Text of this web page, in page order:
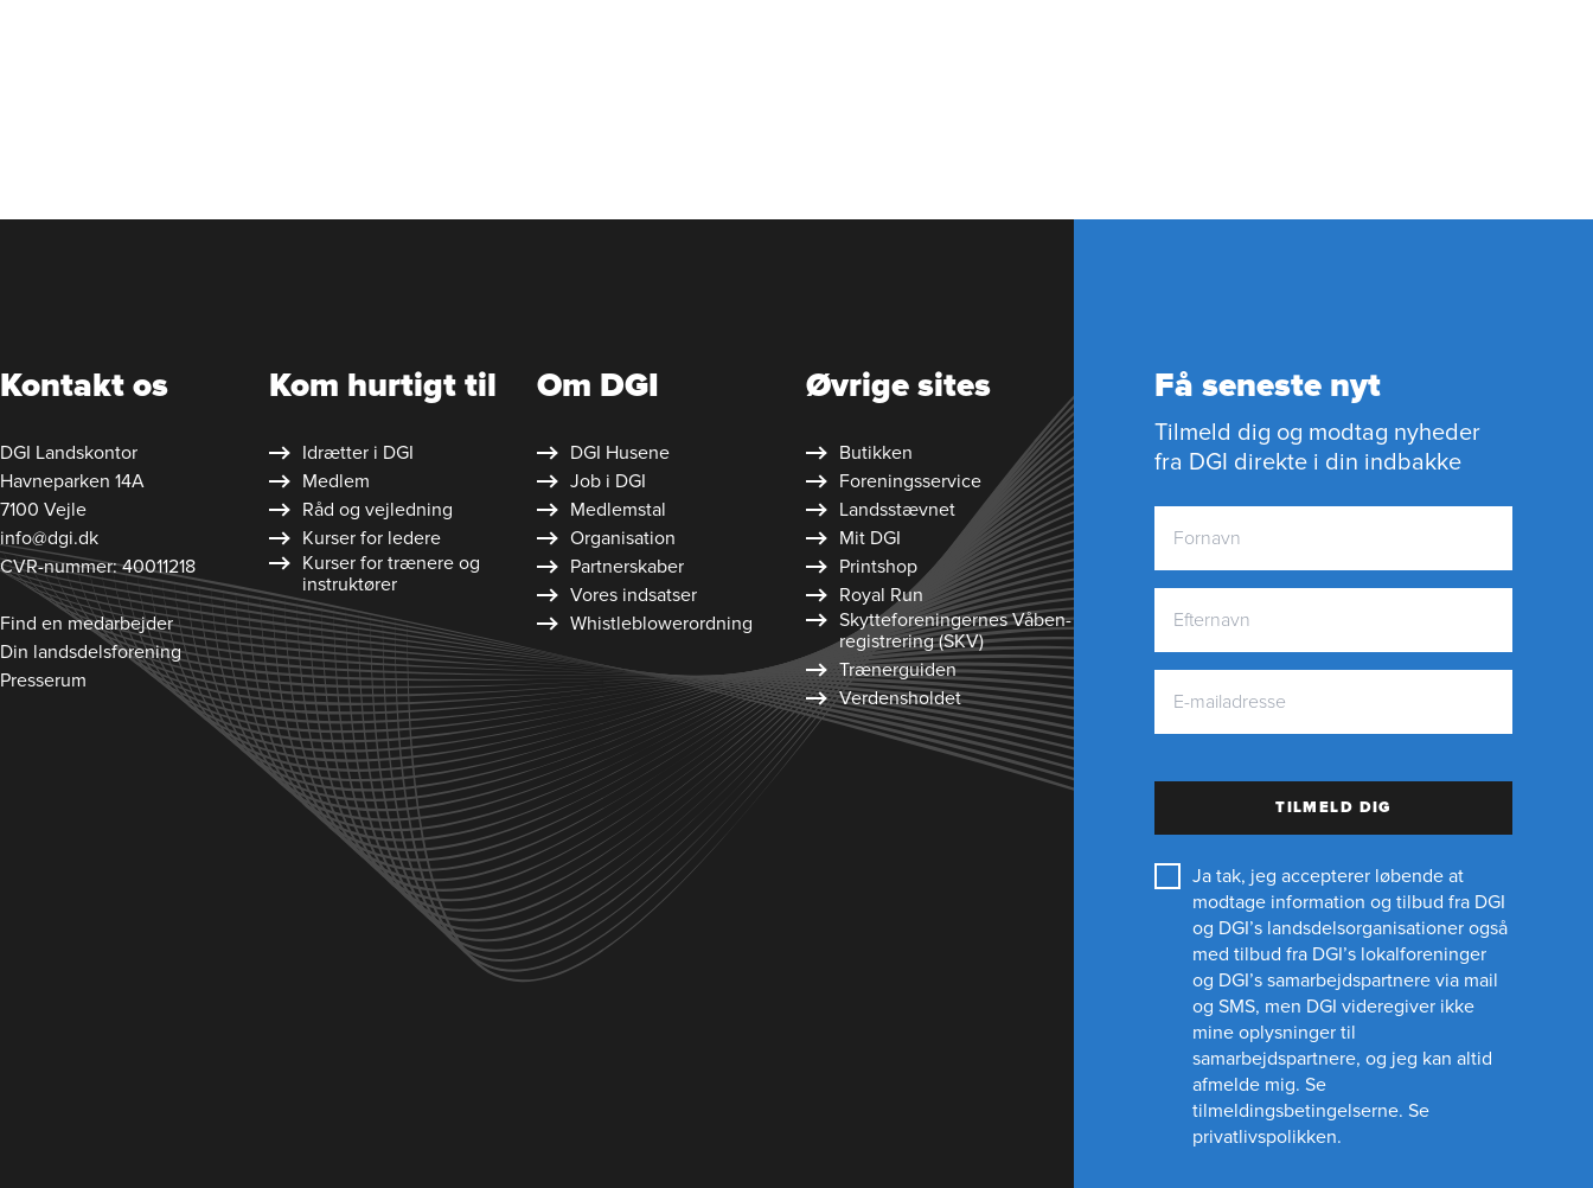
Kontakt os
DGI Landskontor
Havneparken 14A
7100 Vejle
info@dgi.dk
CVR-nummer: 40011218
Find en medarbejder
Din landsdelsforening
Presserum
Kom hurtigt til
Idrætter i DGI
Medlem
Råd og vejledning
Kurser for ledere
Kurser for trænere og
instruktører
Om DGI
DGI Husene
Job i DGI
Medlemstal
Organisation
Partnerskaber
Vores indsatser
Whistleblower­ordning
Øvrige sites
Butikken
Foreningsservice
Landsstævnet
Mit DGI
Printshop
Royal Run
Skytte­foreningernes Våben­
registrering (SKV)
Trænerguiden
Verdensholdet
Få seneste nyt
Tilmeld dig og modtag nyheder
fra DGI direkte i din indbakke
TILMELD DIG
Ja tak, jeg accepterer løbende at
modtage information og tilbud fra DGI
og DGI’s landsdelsorganisationer også
med tilbud fra DGI’s lokalforeninger
og DGI’s samarbejdspartnere via mail
og SMS, men DGI videregiver ikke
mine oplysninger til
samarbejdspartnere, og jeg kan altid
afmelde mig. Se
tilmeldingsbetingelserne. Se
privatlivspolikken.